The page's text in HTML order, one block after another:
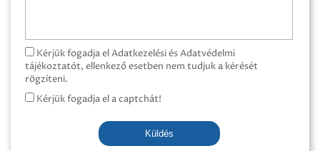
Kérjük fogadja el Adatkezelési és Adatvédelmi
tájékoztatót, ellenkező esetben nem tudjuk a kérését
rögzíteni.
Kérjük fogadja el a captchát!
Küldés